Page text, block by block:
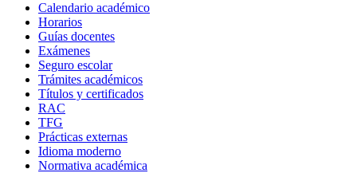
Calendario académico
Horarios
Guías docentes
Exámenes
Seguro escolar
Trámites académicos
Títulos y certificados
RAC
TFG
Prácticas externas
Idioma moderno
Normativa académica